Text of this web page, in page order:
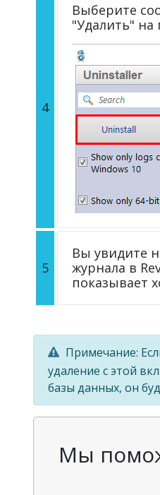
4
Выберите
"Удалить" на
5
Вы увидите
журнала в
показывает
Примечание:
удаление с этой
базы данных, он
Мы